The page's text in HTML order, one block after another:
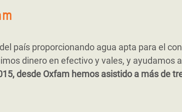
país proporcionando agua apta para el
dinero en efectivo y vales, y ayudamos
desde Oxfam hemos asistido a más de